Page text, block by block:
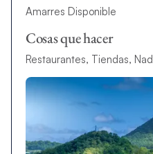
Amarres Disponible
Cosas que hacer
Restaurantes, Tiendas,